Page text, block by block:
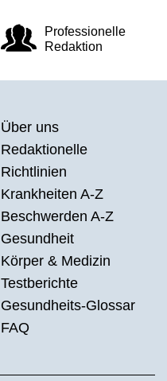
Professionelle
Redaktion
Über uns
Redaktionelle
Richtlinien
Krankheiten A-Z
Beschwerden A-Z
Gesundheit
Körper & Medizin
Testberichte
Gesundheits-Glossar
FAQ